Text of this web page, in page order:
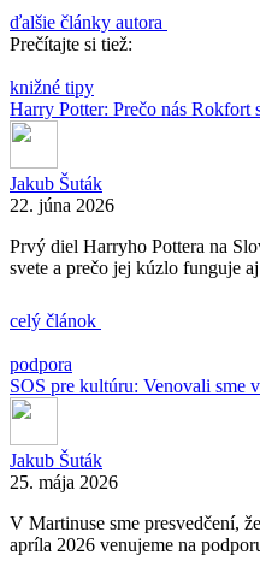
ďalšie články autora
Prečítajte si tiež:
knižné tipy
Harry Potter: Prečo nás Rokfort
Jakub Šuták
22. júna 2026
Prvý diel Harryho Pottera na
svete a prečo jej kúzlo funguje
celý článok
podpora
SOS pre kultúru: Venovali sme
Jakub Šuták
25. mája 2026
V Martinuse sme presvedčení,
apríla 2026 venujeme na